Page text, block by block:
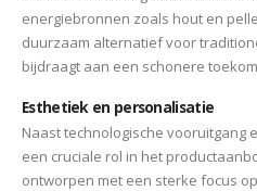
energiebronnen zoals hout en
duurzaam alternatief voor
bijdraagt aan een schonere
Esthetiek en personalisatie
Naast technologische vooruitgang
een cruciale rol in het
ontworpen met een sterke focus